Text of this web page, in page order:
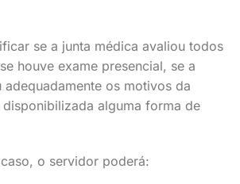
se a junta médica avaliou todos
houve exame presencial, se a
os motivos da
alguma forma de
o servidor poderá: